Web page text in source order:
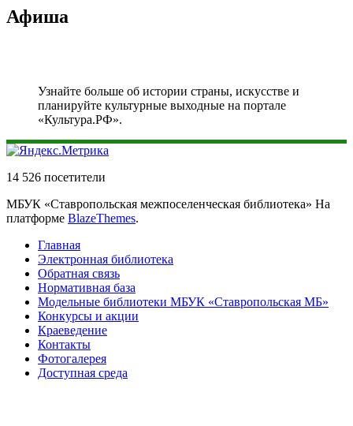
Афиша
Узнайте больше об истории страны, искусстве и
планируйте культурные выходные на портале
«Культура.РФ».
14 526 посетители
МБУК «Ставропольская межпоселенческая библиотека» На
платформе BlazeThemes.
Главная
Электронная библиотека
Обратная связь
Нормативная база
Модельные библиотеки МБУК «Ставропольская МБ»
Конкурсы и акции
Краеведение
Контакты
Фотогалерея
Доступная среда